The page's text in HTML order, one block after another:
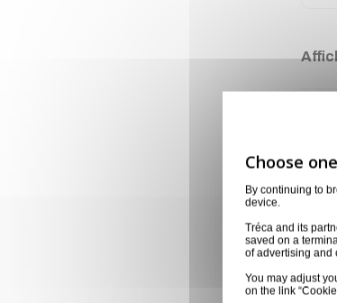
By continuing to
device.
Tréca and its
saved on a
of advertising and
You may adjust
on the link